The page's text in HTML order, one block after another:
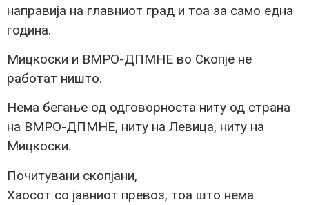
направија на главниот град и тоа за само една
година.
Мицкоски и ВМРО-ДПМНЕ во Скопје не
работат ништо.
Нема бегање од одговорноста ниту од страна
на ВМРО-ДПМНЕ, ниту на Левица, ниту на
Мицкоски.
Почитувани скопјани,
Хаосот со јавниот превоз, тоа што нема